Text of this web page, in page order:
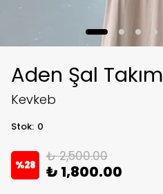
Aden Şal Takım
Kevkeb
Stok: 0
%28
₺ 2,500.00
₺ 1,800.00